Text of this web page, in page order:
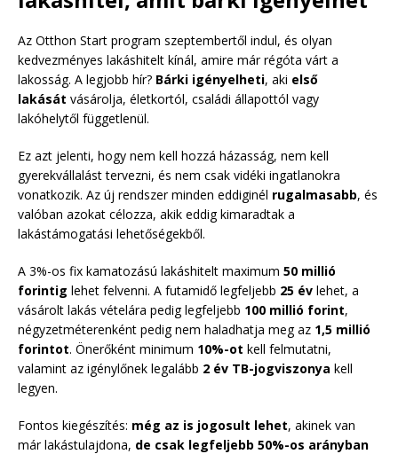
Az Otthon Start program szeptembertől indul, és olyan
kedvezményes lakáshitelt kínál, amire már régóta várt a
lakosság. A legjobb hír? Bárki igényelheti, aki első
lakását vásárolja, életkortól, családi állapottól vagy
lakóhelytől függetlenül.
Ez azt jelenti, hogy nem kell hozzá házasság, nem kell
gyerekvállalást tervezni, és nem csak vidéki ingatlanokra
vonatkozik. Az új rendszer minden eddiginél rugalmasabb, és
valóban azokat célozza, akik eddig kimaradtak a
lakástámogatási lehetőségekből.
A 3%-os fix kamatozású lakáshitelt maximum 50 millió
forintig lehet felvenni. A futamidő legfeljebb 25 év lehet, a
vásárolt lakás vételára pedig legfeljebb 100 millió forint,
négyzetméterenként pedig nem haladhatja meg az 1,5 millió
forintot. Önerőként minimum 10%-ot kell felmutatni,
valamint az igénylőnek legalább 2 év TB-jogviszonya kell
legyen.
Fontos kiegészítés: még az is jogosult lehet, akinek van
már lakástulajdona, de csak legfeljebb 50%-os arányban